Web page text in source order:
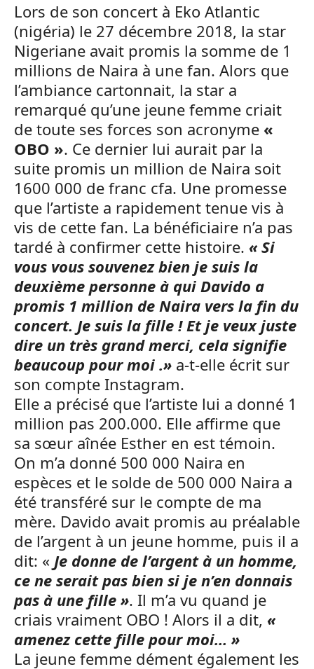
Lors de son concert à Eko Atlantic
(nigéria) le 27 décembre 2018, la star
Nigeriane avait promis la somme de 1
millions de Naira à une fan. Alors que
l’ambiance cartonnait, la star a
remarqué qu’une jeune femme criait
de toute ses forces son acronyme «
OBO ». Ce dernier lui aurait par la
suite promis un million de Naira soit
1600 000 de franc cfa. Une promesse
que l’artiste a rapidement tenue vis à
vis de cette fan. La bénéficiaire n’a pas
tardé à confirmer cette histoire. « Si
vous vous souvenez bien je suis la
deuxième personne à qui Davido a
promis 1 million de Naira vers la fin du
concert. Je suis la fille ! Et je veux juste
dire un très grand merci, cela signifie
beaucoup pour moi .» a-t-elle écrit sur
son compte Instagram.
Elle a précisé que l’artiste lui a donné 1
million pas 200.000. Elle affirme que
sa sœur aînée Esther en est témoin.
On m’a donné 500 000 Naira en
espèces et le solde de 500 000 Naira a
été transféré sur le compte de ma
mère. Davido avait promis au préalable
de l’argent à un jeune homme, puis il a
dit: « Je donne de l’argent à un homme,
ce ne serait pas bien si je n’en donnais
pas à une fille ». Il m’a vu quand je
criais vraiment OBO ! Alors il a dit, «
amenez cette fille pour moi… »
La jeune femme dément également les